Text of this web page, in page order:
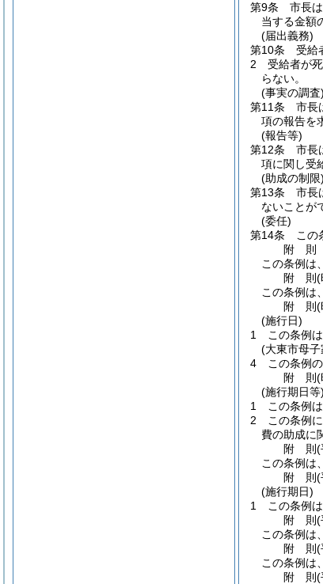
第9条
市長
当する金額
(届出義務)
第10条
受給
2
受給者が
らない。
(事実の調査)
第11条
市長
項の報告を
(報告等)
第12条
市長
項に関し受
(助成の制限)
第13条
市長
ないことが
(委任)
第14条
この
附 則
この条例は
附 則(
この条例は
附 則(
(施行日)
1
この条例
(大東市母
4
この条例
附 則(
(施行期日等)
1
この条例
2
この条例
費の助成に
附 則(
この条例は
附 則(
(施行期日)
1
この条例
附 則(
この条例は
附 則(
この条例は
附 則(